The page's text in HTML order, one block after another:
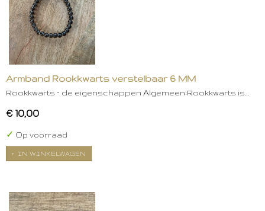
Armband Rookkwarts verstelbaar 6 MM
Rookkwarts – de eigenschappen Algemeen:Rookkwarts is…
€ 10,00
✓ Op voorraad
IN WINKELWAGEN